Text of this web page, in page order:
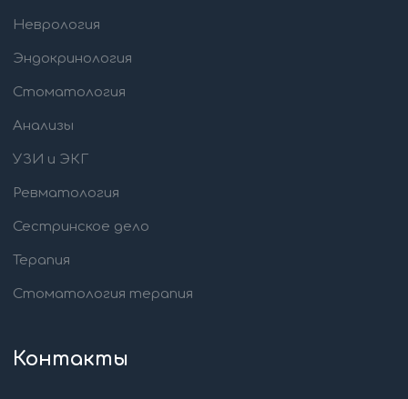
Неврология
Эндокринология
Стоматология
Анализы
УЗИ и ЭКГ
Ревматология
Сестринское дело
Терапия
Стоматология терапия
Контакты